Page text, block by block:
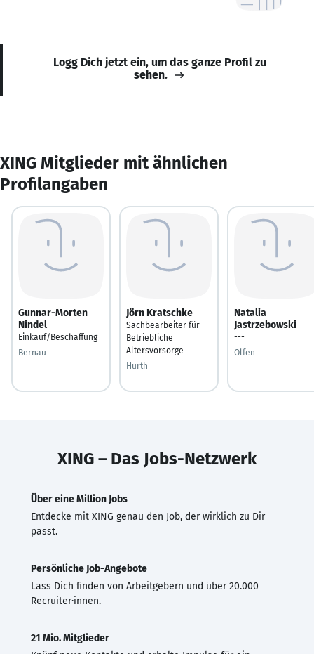
Logg Dich jetzt ein, um das ganze Profil zu
sehen.
XING Mitglieder mit ähnlichen
Profilangaben
Gunnar-Morten
Nindel
Einkauf/Beschaffung
Bernau
Jörn Kratschke
Sachbearbeiter für
Betriebliche
Altersvorsorge
Hürth
Natalia
Jastrzebowski
---
Olfen
XING – Das Jobs-Netzwerk
Über eine Million Jobs
Entdecke mit XING genau den Job, der wirklich zu Dir
passt.
Persönliche Job-Angebote
Lass Dich finden von Arbeitgebern und über 20.000
Recruiter·innen.
21 Mio. Mitglieder